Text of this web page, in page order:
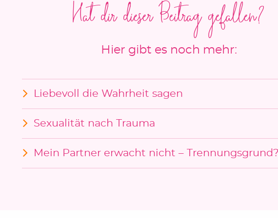
Hat dir dieser Beitrag gefallen?
Hier gibt es noch mehr:
Liebevoll die Wahrheit sagen
Sexualität nach Trauma
Mein Partner erwacht nicht –